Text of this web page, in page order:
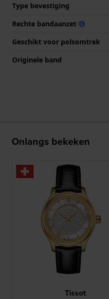
Type bevestiging
Rechte bandaanzet
Geschikt voor polsomtrek
Originele band
Onlangs bekeken
Tissot